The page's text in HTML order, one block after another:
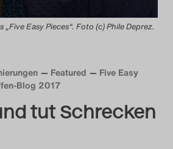
Blog
2015
Blog
2016
Blog
„Five Easy Pieces“. Foto (c) Phile Deprez.
Featured
Five Easy
Blog 2017
tut Schrecken